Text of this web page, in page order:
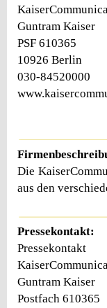
Guntram Kaiser
PSF 610365
10926 Berlin
030-84520000
Die
aus den
Pressekontakt:
Pressekontakt
Guntram Kaiser
Postfach 610365